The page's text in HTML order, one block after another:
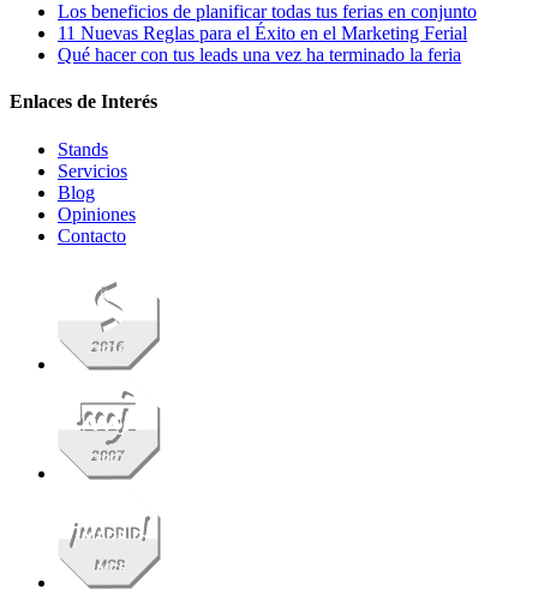
Los beneficios de planificar todas tus ferias en conjunto
11 Nuevas Reglas para el Éxito en el Marketing Ferial
Qué hacer con tus leads una vez ha terminado la feria
Enlaces de Interés
Stands
Servicios
Blog
Opiniones
Contacto